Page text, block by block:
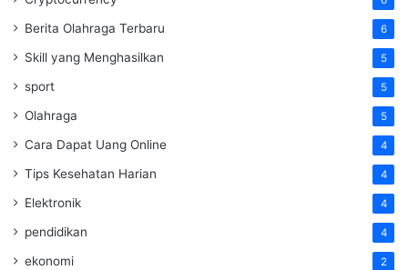
Berita Olahraga Terbaru 6
Skill yang Menghasilkan 5
sport 5
Olahraga 5
Cara Dapat Uang Online 4
Tips Kesehatan Harian 4
Elektronik 4
pendidikan 4
ekonomi 2